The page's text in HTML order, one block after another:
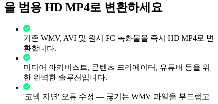
을 범용 HD MP4로 변환하세요
기존 WMV, AVI 및 원시 PC 녹화물을 즉시 HD MP4로 변
환합니다.
미디어 아키비스트, 콘텐츠 크리에이터, 유튜버 등을 위
한 완벽한 솔루션입니다.
'코덱 지연' 오류 수정 — 끊기는 WMV 파일을 부드럽고